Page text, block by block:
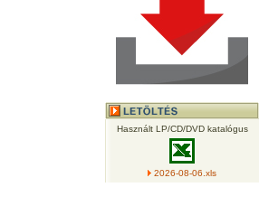
Használt LP/CD/DVD katalógus
2026-08-06.xls